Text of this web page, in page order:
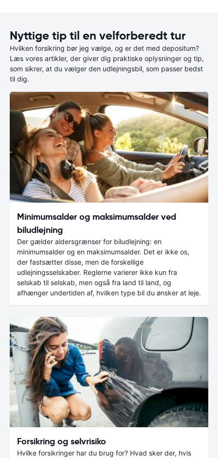
Nyttige tip til en velforberedt tur
Hvilken forsikring bør jeg vælge, og er det med depositum?
Læs vores artikler, der giver dig praktiske oplysninger og tip,
som sikrer, at du vælger den udlejningsbil, som passer bedst
til dig.
Minimumsalder og maksimumsalder ved
biludlejning
Der gælder aldersgrænser for biludlejning: en
minimumsalder og en maksimumsalder. Det er ikke os,
der fastsætter disse, men de forskellige
udlejningsselskaber. Reglerne varierer ikke kun fra
selskab til selskab, men også fra land til land, og
afhænger undertiden af, hvilken type bil du ønsker at leje.
Forsikring og selvrisiko
Hvilke forsikringer har du brug for? Hvad sker der, hvis